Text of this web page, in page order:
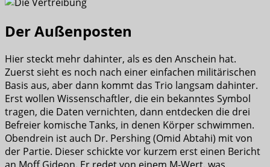
Der Außenposten
Hier steckt mehr dahinter, als es den Anschein hat.
Zuerst sieht es noch nach einer einfachen militärischen
Basis aus, aber dann kommt das Trio langsam dahinter.
Erst wollen Wissenschaftler, die ein bekanntes Symbol
tragen, die Daten vernichten, dann entdecken die drei
Befreier komische Tanks, in denen Körper schwimmen.
Obendrein ist auch Dr. Pershing (Omid Abtahi) mit von
der Partie. Dieser schickte vor kurzem erst einen Bericht